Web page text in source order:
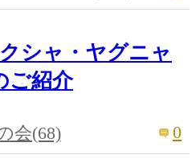
クシャ・ヤグニャ
ご紹介
会(68) 0